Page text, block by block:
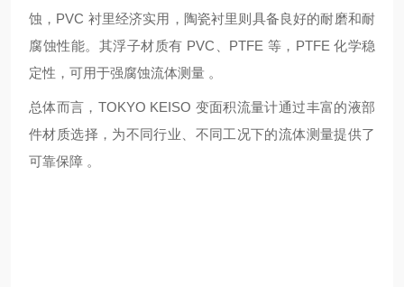
蚀，PVC 衬里经济实用，陶瓷衬里则具备良好的耐磨和耐
腐蚀性能。其浮子材质有 PVC、PTFE 等，PTFE 化学稳
定性，可用于强腐蚀流体测量 。
总体而言，TOKYO KEISO 变面积流量计通过丰富的液部
件材质选择，为不同行业、不同工况下的流体测量提供了
可靠保障 。